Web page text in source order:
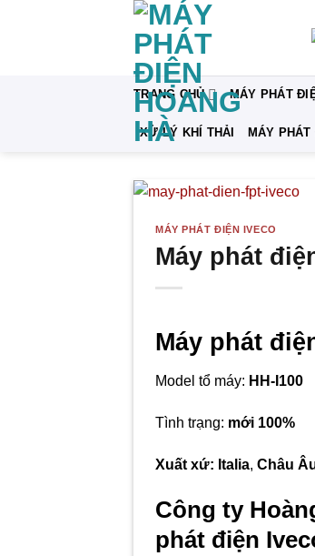
TRANG CHỦ MÁY PHÁT
XỬ LÝ KHÍ THẢI MÁY
MÁY PHÁT ĐIỆN IVECO
Máy phát
Máy phát
Model tổ máy: HH- I100
Tình trạng: mới 100%
Xuất xứ: Italia, Châu
Công ty
phát điện